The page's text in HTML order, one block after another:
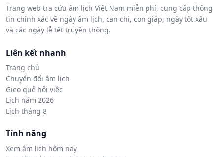
Trang web tra cứu âm lịch Việt Nam miễn phí, cung cấp thông
tin chính xác về ngày âm lịch, can chi, con giáp, ngày tốt xấu
và các ngày lễ tết truyền thống.
Liên kết nhanh
Trang chủ
Chuyển đổi âm lịch
Gieo quẻ hỏi việc
Lịch năm 2026
Lịch tháng 8
Tính năng
Xem âm lịch hôm nay